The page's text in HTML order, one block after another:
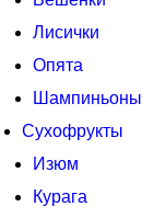
Лисички
Опята
Шампиньоны
Сухофрукты
Изюм
Курага